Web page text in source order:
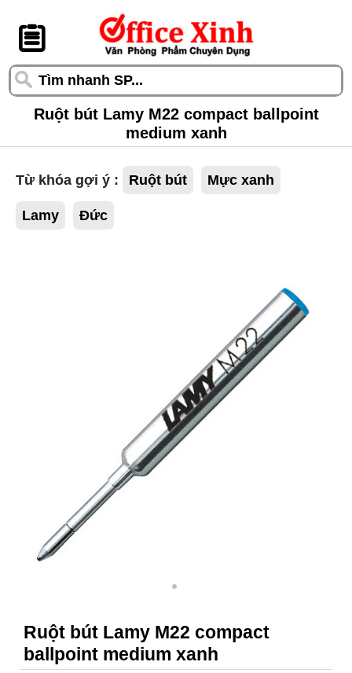
󰆎
Ruột bút Lamy M22 compact ballpoint
medium xanh
Từ khóa gợi ý : Ruột bút Mực xanh
Lamy Đức
Ruột bút Lamy M22 compact
ballpoint medium xanh